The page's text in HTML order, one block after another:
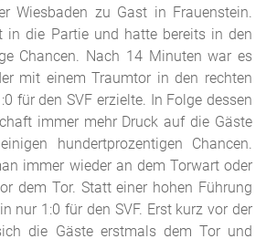
Wiesbaden zu Gast in Frauenstein.
in die Partie und hatte bereits in den
Chancen. Nach 14 Minuten war es
mit einem Traumtor in den rechten
für den SVF erzielte. In Folge dessen
immer mehr Druck auf die Gäste
hundertprozentigen Chancen.
immer wieder an dem Torwart oder
dem Tor. Statt einer hohen Führung
nur 1:0 für den SVF. Erst kurz vor der
die Gäste erstmals dem Tor und